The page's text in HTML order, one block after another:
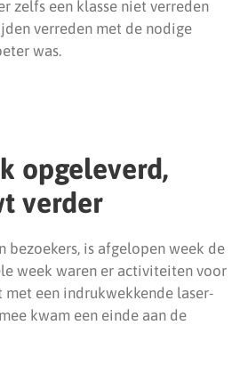
zelfs een klasse niet verreden
verreden met de nodige
was.
opgeleverd,
verder
is afgelopen week de
week waren er activiteiten voor
een indrukwekkende laser-
kwam een einde aan de